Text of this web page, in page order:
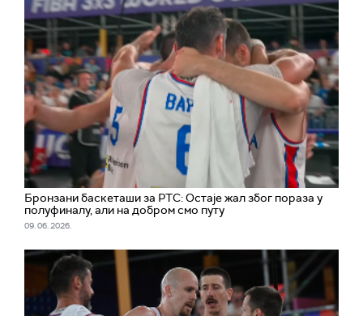
Бронзани баскеташи за РТС: Остаје жал због пораза у
полуфиналу, али на добром смо путу
09. 06. 2026.